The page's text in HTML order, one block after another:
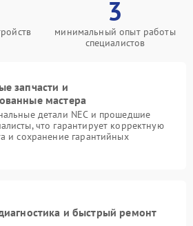
3
минимальный опыт работы
специалистов
запчасти и
мастера
детали NEC и прошедшие
что гарантирует корректную
и сохранение гарантийных
и быстрый ремонт